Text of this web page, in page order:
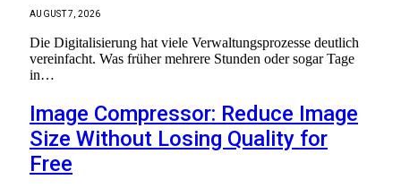
AUGUST 7, 2026
Die Digitalisierung hat viele Verwaltungsprozesse deutlich
vereinfacht. Was früher mehrere Stunden oder sogar Tage
in…
Image Compressor: Reduce Image
Size Without Losing Quality for
Free